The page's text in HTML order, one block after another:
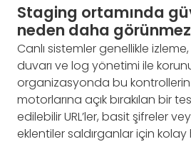
Staging ortamında
neden daha
Canlı sistemler genellikle
duvarı ve log yönetimi ile
organizasyonda bu kontrollerin
motorlarına açık bırakılan bir
edilebilir URL’ler, basit şifreler
eklentiler saldırganlar için